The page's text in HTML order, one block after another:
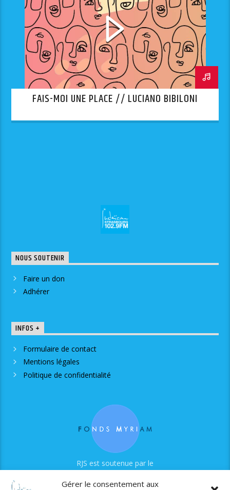
Gérer le consentement aux
FAIS-MOI UNE PLACE // LUCIANO BIBILONI
NOUS SOUTENIR
Faire un don
Adhérer
INFOS +
Formulaire de contact
Mentions légales
Politique de confidentialité
RJS est soutenue par le